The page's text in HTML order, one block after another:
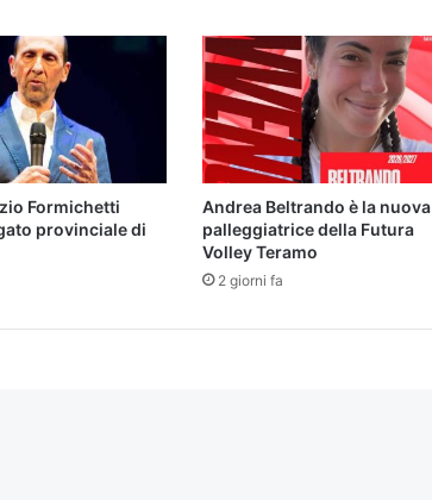
Formichetti
provinciale di
Andrea Beltrando è la nuova
palleggiatrice della Futura
Volley Teramo
2 giorni fa